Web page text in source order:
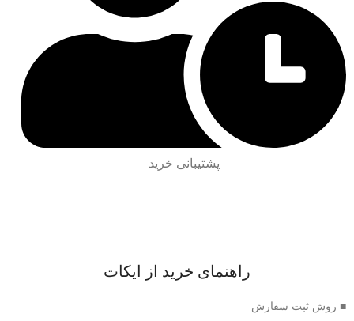
پشتیبانی خرید
راهنمای خرید از ایکات
■ روش ثبت سفارش